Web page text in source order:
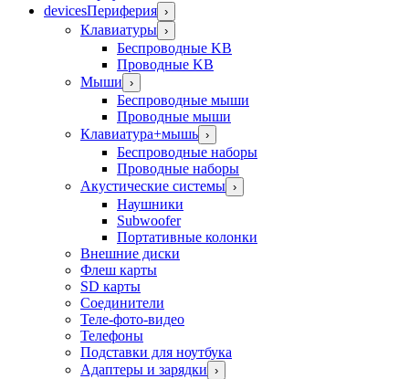
devicesПериферия ›
Клавиатуры ›
Беспроводные KB
Проводные KB
Мыши ›
Беспроводные мыши
Проводные мыши
Клавиатура+мышь ›
Беспроводные наборы
Проводные наборы
Акустические системы ›
Наушники
Subwoofer
Портативные колонки
Внешние диски
Флеш карты
SD карты
Соединители
Теле-фото-видео
Телефоны
Подставки для ноутбука
Адаптеры и зарядки ›